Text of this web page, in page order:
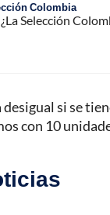
Colombia
¿La Selección
si se
con 10